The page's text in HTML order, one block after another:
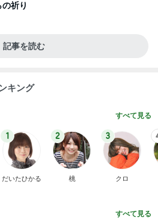
祈り
記事を読む
キング
すべて見る
1
だいたひかる
2
桃
3
クロ
すべて見る